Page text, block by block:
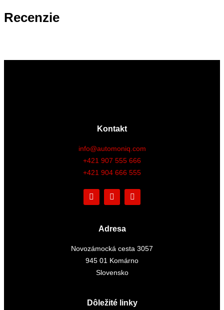
Recenzie
Kontakt
info@automoniq.com
+421 907 555 666
+421 904 666 555
F
a
k
I
n
g
a
m
Y
o
Adresa
Novozámocká cesta 3057
945 01 Komárno
Slovensko
Dôležité linky